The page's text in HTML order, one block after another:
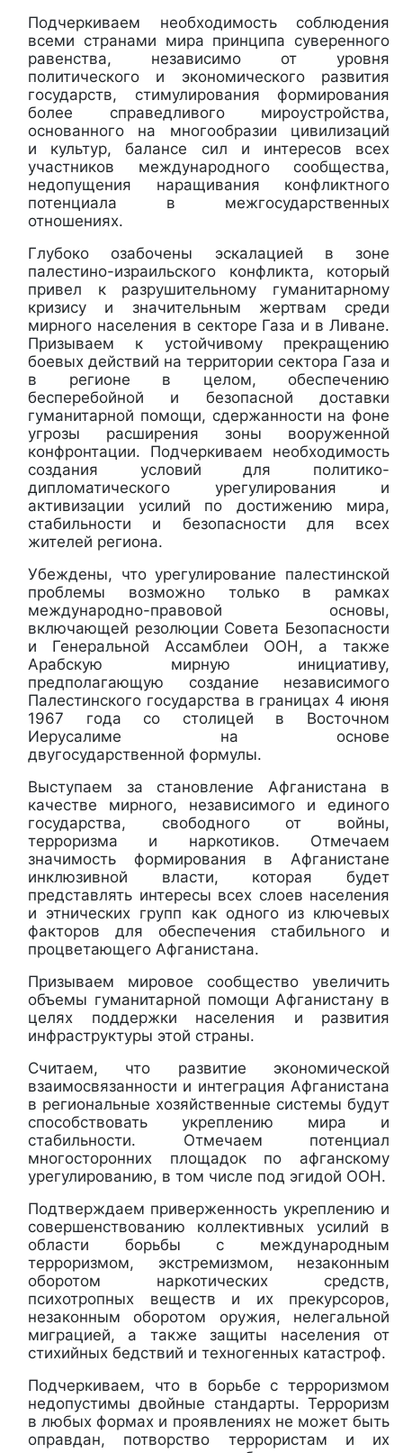
Подчеркиваем необходимость соблюдения
всеми странами мира принципа суверенного
равенства, независимо от уровня
политического и экономического развития
государств, стимулирования формирования
более справедливого мироустройства,
основанного на многообразии цивилизаций
и культур, балансе сил и интересов всех
участников международного сообщества,
недопущения наращивания конфликтного
потенциала в межгосударственных
отношениях.
Глубоко озабочены эскалацией в зоне
палестино-израильского конфликта, который
привел к разрушительному гуманитарному
кризису и значительным жертвам среди
мирного населения в секторе Газа и в Ливане.
Призываем к устойчивому прекращению
боевых действий на территории сектора Газа и
в регионе в целом, обеспечению
бесперебойной и безопасной доставки
гуманитарной помощи, сдержанности на фоне
угрозы расширения зоны вооруженной
конфронтации. Подчеркиваем необходимость
создания условий для политико-
дипломатического урегулирования и
активизации усилий по достижению мира,
стабильности и безопасности для всех
жителей региона.
Убеждены, что урегулирование палестинской
проблемы возможно только в рамках
международно-правовой основы,
включающей резолюции Совета Безопасности
и Генеральной Ассамблеи ООН, а также
Арабскую мирную инициативу,
предполагающую создание независимого
Палестинского государства в границах 4 июня
1967 года со столицей в Восточном
Иерусалиме на основе
двугосударственной формулы.
Выступаем за становление Афганистана в
качестве мирного, независимого и единого
государства, свободного от войны,
терроризма и наркотиков. Отмечаем
значимость формирования в Афганистане
инклюзивной власти, которая будет
представлять интересы всех слоев населения
и этнических групп как одного из ключевых
факторов для обеспечения стабильного и
процветающего Афганистана.
Призываем мировое сообщество увеличить
объемы гуманитарной помощи Афганистану в
целях поддержки населения и развития
инфраструктуры этой страны.
Считаем, что развитие экономической
взаимосвязанности и интеграция Афганистана
в региональные хозяйственные системы будут
способствовать укреплению мира и
стабильности. Отмечаем потенциал
многосторонних площадок по афганскому
урегулированию, в том числе под эгидой ООН.
Подтверждаем приверженность укреплению и
совершенствованию коллективных усилий в
области борьбы с международным
терроризмом, экстремизмом, незаконным
оборотом наркотических средств,
психотропных веществ и их прекурсоров,
незаконным оборотом оружия, нелегальной
миграцией, а также защиты населения от
стихийных бедствий и техногенных катастроф.
Подчеркиваем, что в борьбе с терроризмом
недопустимы двойные стандарты. Терроризм
в любых формах и проявлениях не может быть
оправдан, потворство террористам и их